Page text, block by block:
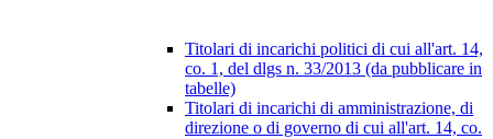
Titolari di incarichi politici di cui all'art. 14,
co. 1, del dlgs n. 33/2013 (da pubblicare in
tabelle)
Titolari di incarichi di amministrazione, di
direzione o di governo di cui all'art. 14, co.